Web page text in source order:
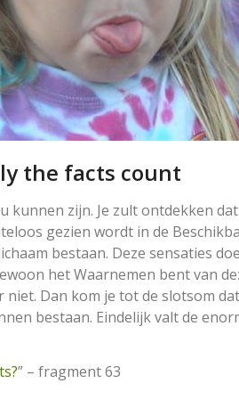
the facts count
zijn. Je zult ontdekken
gezien wordt in de
bestaan. Deze sensaties
het Waarnemen bent van
Dan kom je tot de slotsom
bestaan. Eindelijk valt de
” – fragment 63